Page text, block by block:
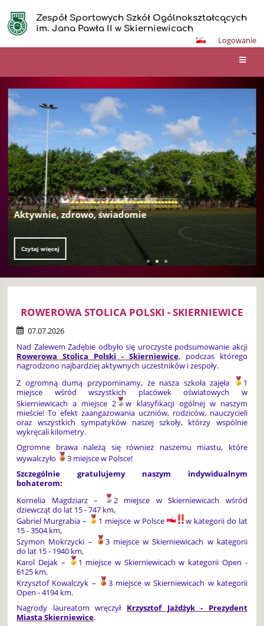
Zespół Sportowych Szkół Ogólnokształcących
im. Jana Pawła II w Skierniewicach
Logowanie
GŁÓWNA
Aktywnie, zdrowo, świadomie
Czytaj więcej
ROWEROWA STOLICA POLSKI - SKIERNIEWICE
07.07.2026
Nad Zalewem Zadębie odbyło się uroczyste podsumowanie akcji
Rowerowa Stolica Polski - Skierniewice, podczas którego
nagrodzono najbardziej aktywnych uczestników i zespoły.
Z ogromną dumą przypominamy, że nasza szkoła zajęła
1
miejsce wśród wszystkich placówek oświatowych w
Skierniewicach a miejsce 2
w klasyfikacji ogólnej w naszym
mieście! To efekt zaangażowania uczniów, rodziców, nauczycieli
oraz wszystkich sympatyków naszej szkoły, którzy wspólnie
wykręcali kilometry.
Ogromne brawa należą się również naszemu miastu, które
wywalczyło
3 miejsce w Polsce!
Szczególnie gratulujemy naszym indywidualnym
bohaterom:
Kornelia Magdziarz –
2 miejsce w Skierniewicach wśród
dziewcząt do lat 15 - 747 km,
Gabriel Murgrabia –
1 miejsce w Polsce
w kategorii do lat
15 - 3504 km,
Szymon Mokrzycki –
3 miejsce w Skierniewicach w kategorii
do lat 15 - 1940 km,
Karol Dejak –
1 miejsce w Skierniewicach w kategorii Open -
6125 km,
Krzysztof Kowalczyk –
3 miejsce w Skierniewicach w kategorii
Open - 4194 km.
Nagrody laureatom wręczył Krzysztof Jażdżyk - Prezydent
Miasta Skierniewice.